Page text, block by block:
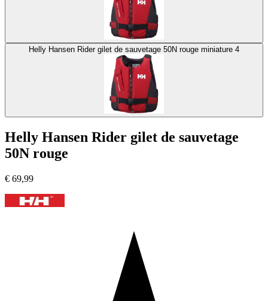
Helly Hansen Rider gilet de sauvetage 50N rouge miniature 4
Helly Hansen Rider gilet de sauvetage
50N rouge
€ 69,99